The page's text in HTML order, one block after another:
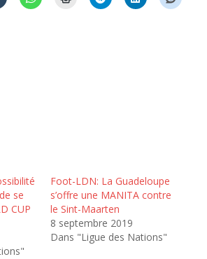
se
CUP
Foot-LDN: La Guadeloupe
s’offre une MANITA contre
le Sint-Maarten
8 septembre 2019
Dans "Ligue des Nations"